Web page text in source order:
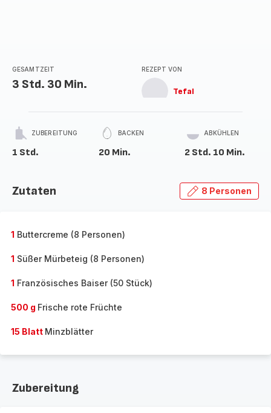
GESAMTZEIT
3 Std. 30 Min.
REZEPT VON
Tefal
ZUBEREITUNG
1 Std.
BACKEN
20 Min.
ABKÜHLEN
2 Std. 10 Min.
Zutaten 8 Personen
1 Buttercreme (8 Personen)
1 Süßer Mürbeteig (8 Personen)
1 Französisches Baiser (50 Stück)
500 g Frische rote Früchte
15 Blatt Minzblätter
Zubereitung